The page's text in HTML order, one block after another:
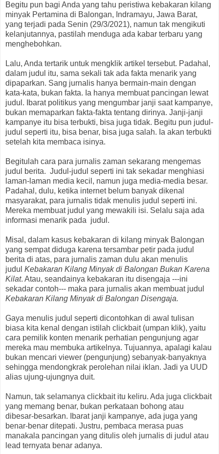
Begitu pun bagi Anda yang tahu peristiwa kebakaran kilang
minyak Pertamina di Balongan, Indramayu, Jawa Barat,
yang terjadi pada Senin (29/3/2021), namun tak mengikuti
kelanjutannya, pastilah menduga ada kabar terbaru yang
menghebohkan.
Lalu, Anda tertarik untuk mengklik artikel tersebut. Padahal,
dalam judul itu, sama sekali tak ada fakta menarik yang
dipaparkan. Sang jurnalis hanya bermain-main dengan
kata-kata, bukan fakta. Ia hanya membuat pancingan lewat
judul. Ibarat politikus yang mengumbar janji saat kampanye,
bukan memaparkan fakta-fakta tentang dirinya. Janji-janji
kampanye itu bisa terbukti, bisa juga tidak. Begitu pun judul-
judul seperti itu, bisa benar, bisa juga salah. Ia akan terbukti
setelah kita membaca isinya.
Begitulah cara para jurnalis zaman sekarang mengemas
judul berita. Judul-judul seperti ini tak sekadar menghiasi
laman-laman media kecil, namun juga media-media besar.
Padahal, dulu, ketika internet belum banyak dikenal
masyarakat, para jurnalis tidak menulis judul seperti ini.
Mereka membuat judul yang mewakili isi. Selalu saja ada
informasi menarik pada judul.
Misal, dalam kasus kebakaran di kilang minyak Balongan
yang sempat diduga karena tersambar petir pada judul
berita di atas, para jurnalis zaman dulu akan menulis
judul Kebakaran Kilang Minyak di Balongan Bukan Karena
Kilat. Atau, seandainya kebakaran itu disengaja ---ini
sekadar contoh--- maka para jurnalis akan membuat judul
Kebakaran Kilang Minyak di Balongan Disengaja.
Gaya menulis judul seperti dicontohkan di awal tulisan
biasa kita kenal dengan istilah clickbait (umpan klik), yaitu
cara pemilik konten menarik perhatian pengunjung agar
mereka mau membuka artikelnya. Tujuannya, apalagi kalau
bukan mencari viewer (pengunjung) sebanyak-banyaknya
sehingga mendongkrak perolehan nilai iklan. Jadi ya UUD
alias ujung-ujungnya duit.
Namun, tak selamanya clickbait itu keliru. Ada juga clickbait
yang memang benar, bukan perkataan bohong atau
dibesar-besarkan. Ibarat janji kampanye, ada juga yang
benar-benar ditepati. Justru, pembaca merasa puas
manakala pancingan yang ditulis oleh jurnalis di judul atau
lead ternyata benar adanya.